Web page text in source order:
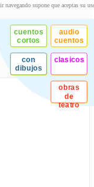
cuentos
cortos
audio
cuentos
con
dibujos
clasicos
obras
de
teatro
supone que aceptas su